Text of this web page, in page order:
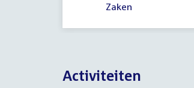
Zaken
Activiteiten